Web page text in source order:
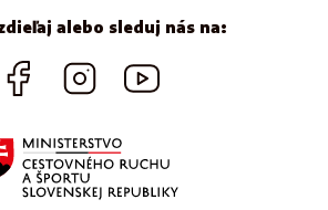
alebo sleduj nás na: